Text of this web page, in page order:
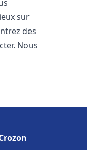
sur
des
Nous